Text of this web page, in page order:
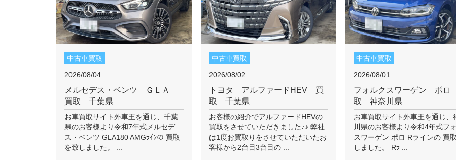
中古車買取
2026/08/04
メルセデス・ベンツ ＧＬＡ
買取 千葉県
お車買取サイト外車王を通じ、千葉
県のお客様より令和7年式メルセデ
ス・ベンツ GLA180 AMGﾗｲﾝの 買取
を致しました。 ...
中古車買取
2026/08/02
トヨタ アルファードHEV 買
取 千葉県
お客様の紹介でアルファードHEVの
買取をさせていただきました♪♪ 弊社
は1度お買取りをさせていただいたお
客様から2台目3台目の ...
中古車買取
2026/08/01
フォルクスワーゲン ポ
取 神奈川県
お車買取サイト外車王を通じ、
川県のお客様より令和4年式フ
スワーゲン ポロ Rラインの 買
しました。 Rﾗ ...